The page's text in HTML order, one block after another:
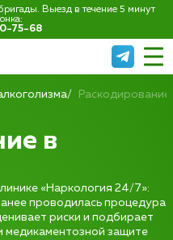
Выезд в течение 5 минут
75-68
Раскодирование
в
«Наркология 24/7»:
проводилась процедура
риски и подбирает
медикаментозной защите